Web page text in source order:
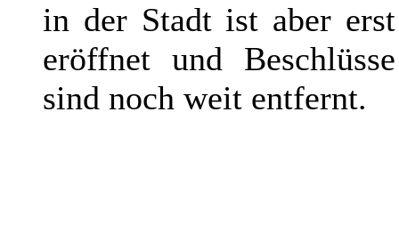
in der Stadt ist aber erst
eröffnet und Beschlüsse
sind noch weit entfernt.